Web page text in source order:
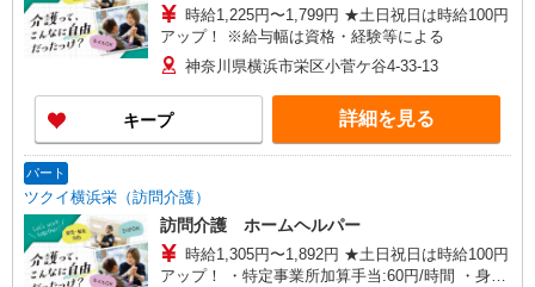
時給1,225円〜1,799円 ★土日祝日は時給100円
アップ！ ※給与幅は資格・経験等による
神奈川県横浜市栄区小菅ケ谷4-33-13
キープ 詳細を見る
パート
ツクイ横浜栄（訪問介護）
訪問介護 ホームヘルパー
時給1,305円〜1,892円 ★土日祝日は時給100円
アップ！ ・特定事業所加算手当:60円/時間 ・身体